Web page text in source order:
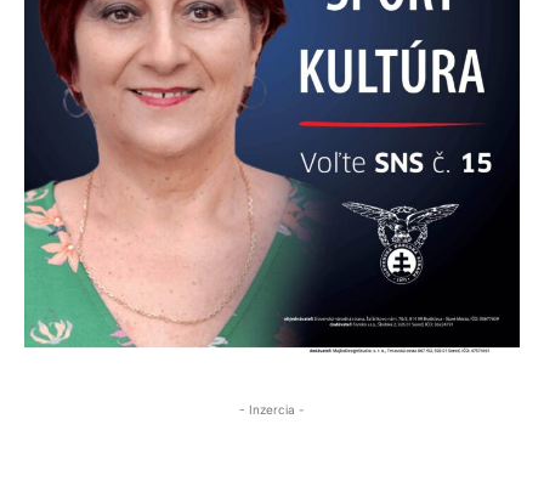
- Inzercia -